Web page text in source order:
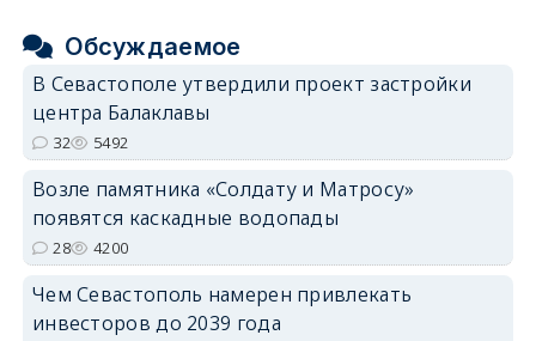
Обсуждаемое
В Севастополе утвердили проект застройки
центра Балаклавы
32 5492
Возле памятника «Солдату и Матросу»
появятся каскадные водопады
28 4200
Чем Севастополь намерен привлекать
инвесторов до 2039 года